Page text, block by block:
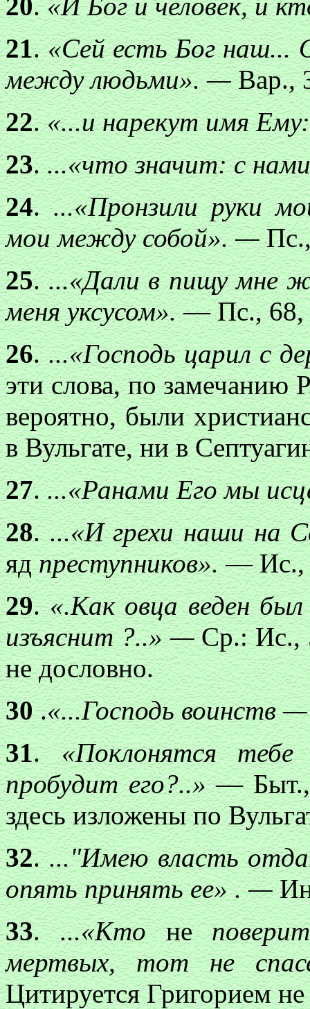
21.«Сей есть Бог наш...
между людьми». —Вар.,
22.«...и нарекут имя
23....«что значит: с
24....«Пронзили руки
мои между собой». —
25....«Дали в пищу мне
меня уксусом».— Пс., 68,
26....«Господь царил с
эти слова, по
вероятно, были
в Вульгате, ни в
27....«Ранами Его мы
28....«И грехи наши на
ядпреступников».— Ис.,
29.«.Как овца веден
изъяснит ?..» —Ср.: Ис.,
не дословно.
30.«...Господь воинств
31.«Поклонятся
пробудит его?..»— Быт.,
здесь изложены по
32...."Имеювласть
опять принять ее» . —
33....«Ктоне
мертвых, тот не
Цитируется Григорием